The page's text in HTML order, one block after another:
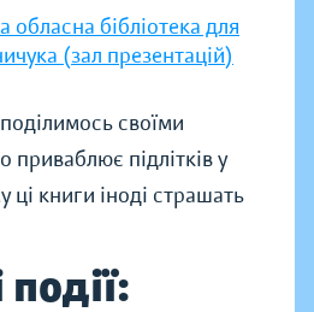
обласна бібліотека для
(зал презентацій)
своїми
підлітків у
ці книги іноді страшать